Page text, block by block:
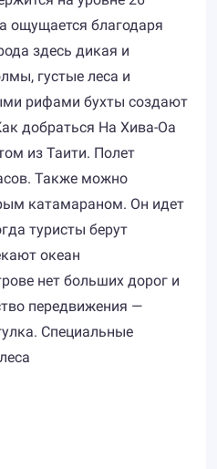
ощущается благодаря
здесь дикая и
густые леса и
рифами бухты создают
добраться На Хива-Оа
из Таити. Полет
Также можно
катамараном. Он идет
туристы берут
океан
нет больших дорог и
передвижения —
Специальные